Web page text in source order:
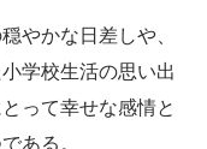
やかな日差しや、
学校生活の思い出
って幸せな感情と
ある。